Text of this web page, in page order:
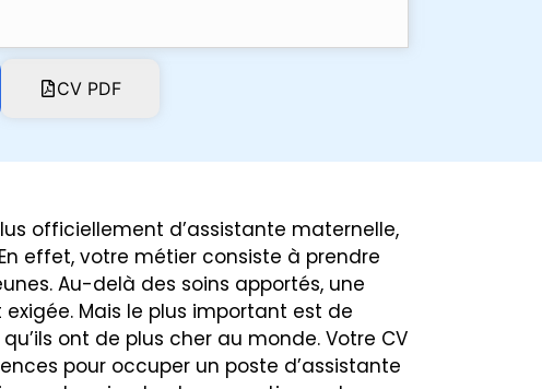
CV PDF
officiellement d’assistante maternelle,
effet, votre métier consiste à prendre
Au-delà des soins apportés, une
Mais le plus important est de
ont de plus cher au monde. Votre CV
pour occuper un poste d’assistante